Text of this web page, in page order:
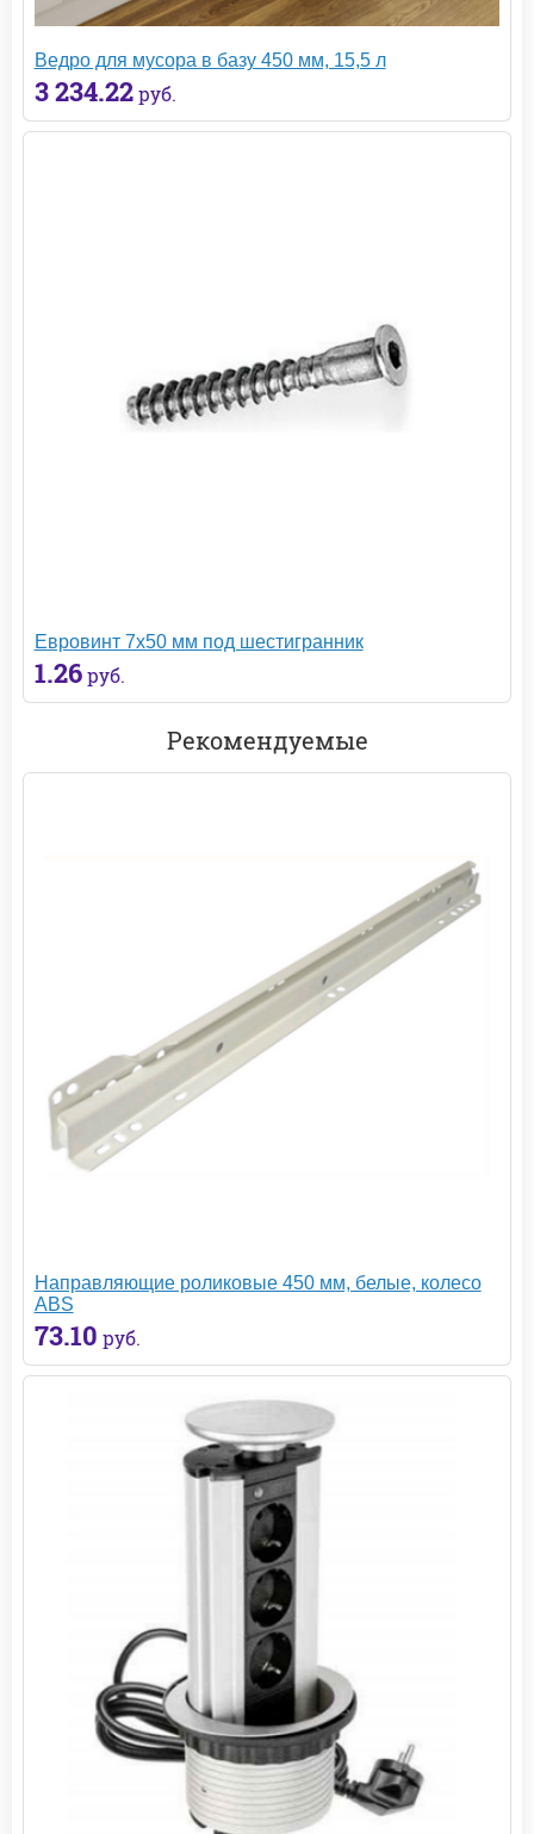
Ведро для мусора в базу 450 мм, 15,5 л
3 234.22 руб.
Евровинт 7х50 мм под шестигранник
1.26 руб.
Рекомендуемые
Направляющие роликовые 450 мм, белые, колесо
ABS
73.10 руб.